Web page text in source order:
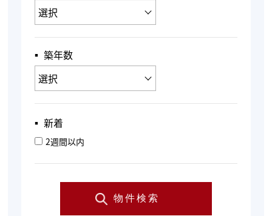
▪︎ 築年数
▪︎ 新着
2週間以内
物件検索